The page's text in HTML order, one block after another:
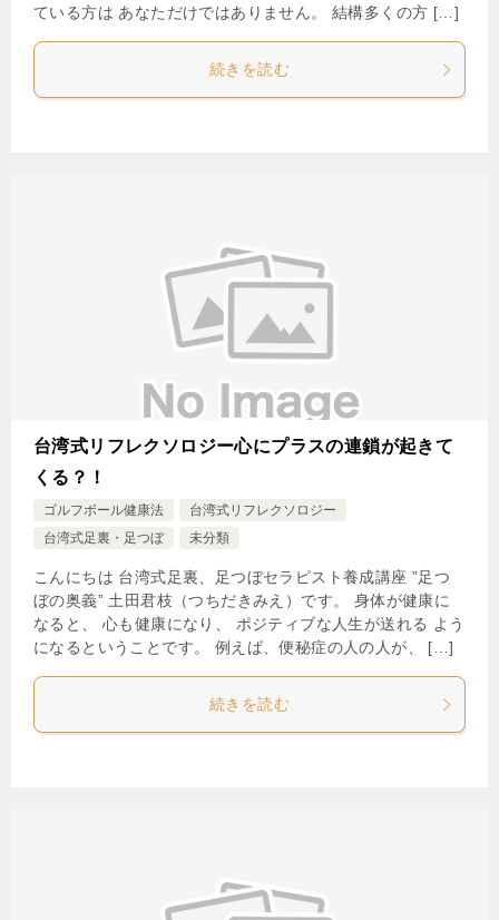
ている方は あなただけではありません。 結構多くの方 […]
続きを読む
台湾式リフレクソロジー心にプラスの連鎖が起きて
くる？！
ゴルフボール健康法
台湾式リフレクソロジー
台湾式足裏・足つぼ
未分類
こんにちは 台湾式足裏、足つぼセラピスト養成講座 ”足つ
ぼの奥義” 土田君枝（つちだきみえ）です。 身体が健康に
なると、 心も健康になり、 ポジティブな人生が送れる よう
になるということです。 例えば、便秘症の人の人が、 […]
続きを読む